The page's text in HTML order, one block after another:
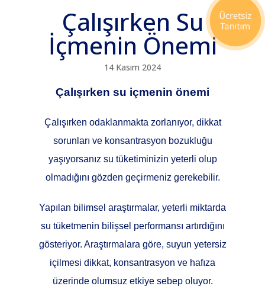
Çalışırken Su
İçmenin Önemi
14 Kasım 2024
Çalışırken su içmenin önemi
Çalışırken odaklanmakta zorlanıyor, dikkat
sorunları ve konsantrasyon bozukluğu
yaşıyorsanız su tüketiminizin yeterli olup
olmadığını gözden geçirmeniz gerekebilir.
Yapılan bilimsel araştırmalar, yeterli miktarda
su tüketmenin bilişsel performansı artırdığını
gösteriyor. Araştırmalara göre, suyun yetersiz
içilmesi dikkat, konsantrasyon ve hafıza
üzerinde olumsuz etkiye sebep oluyor.